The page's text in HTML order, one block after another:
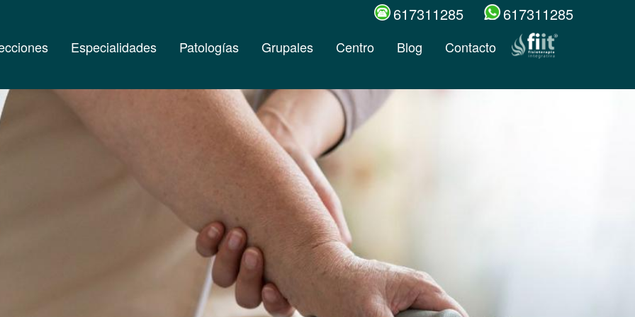
617311285 617311285
Especialidades Patologías Grupales Centro Blog Contacto